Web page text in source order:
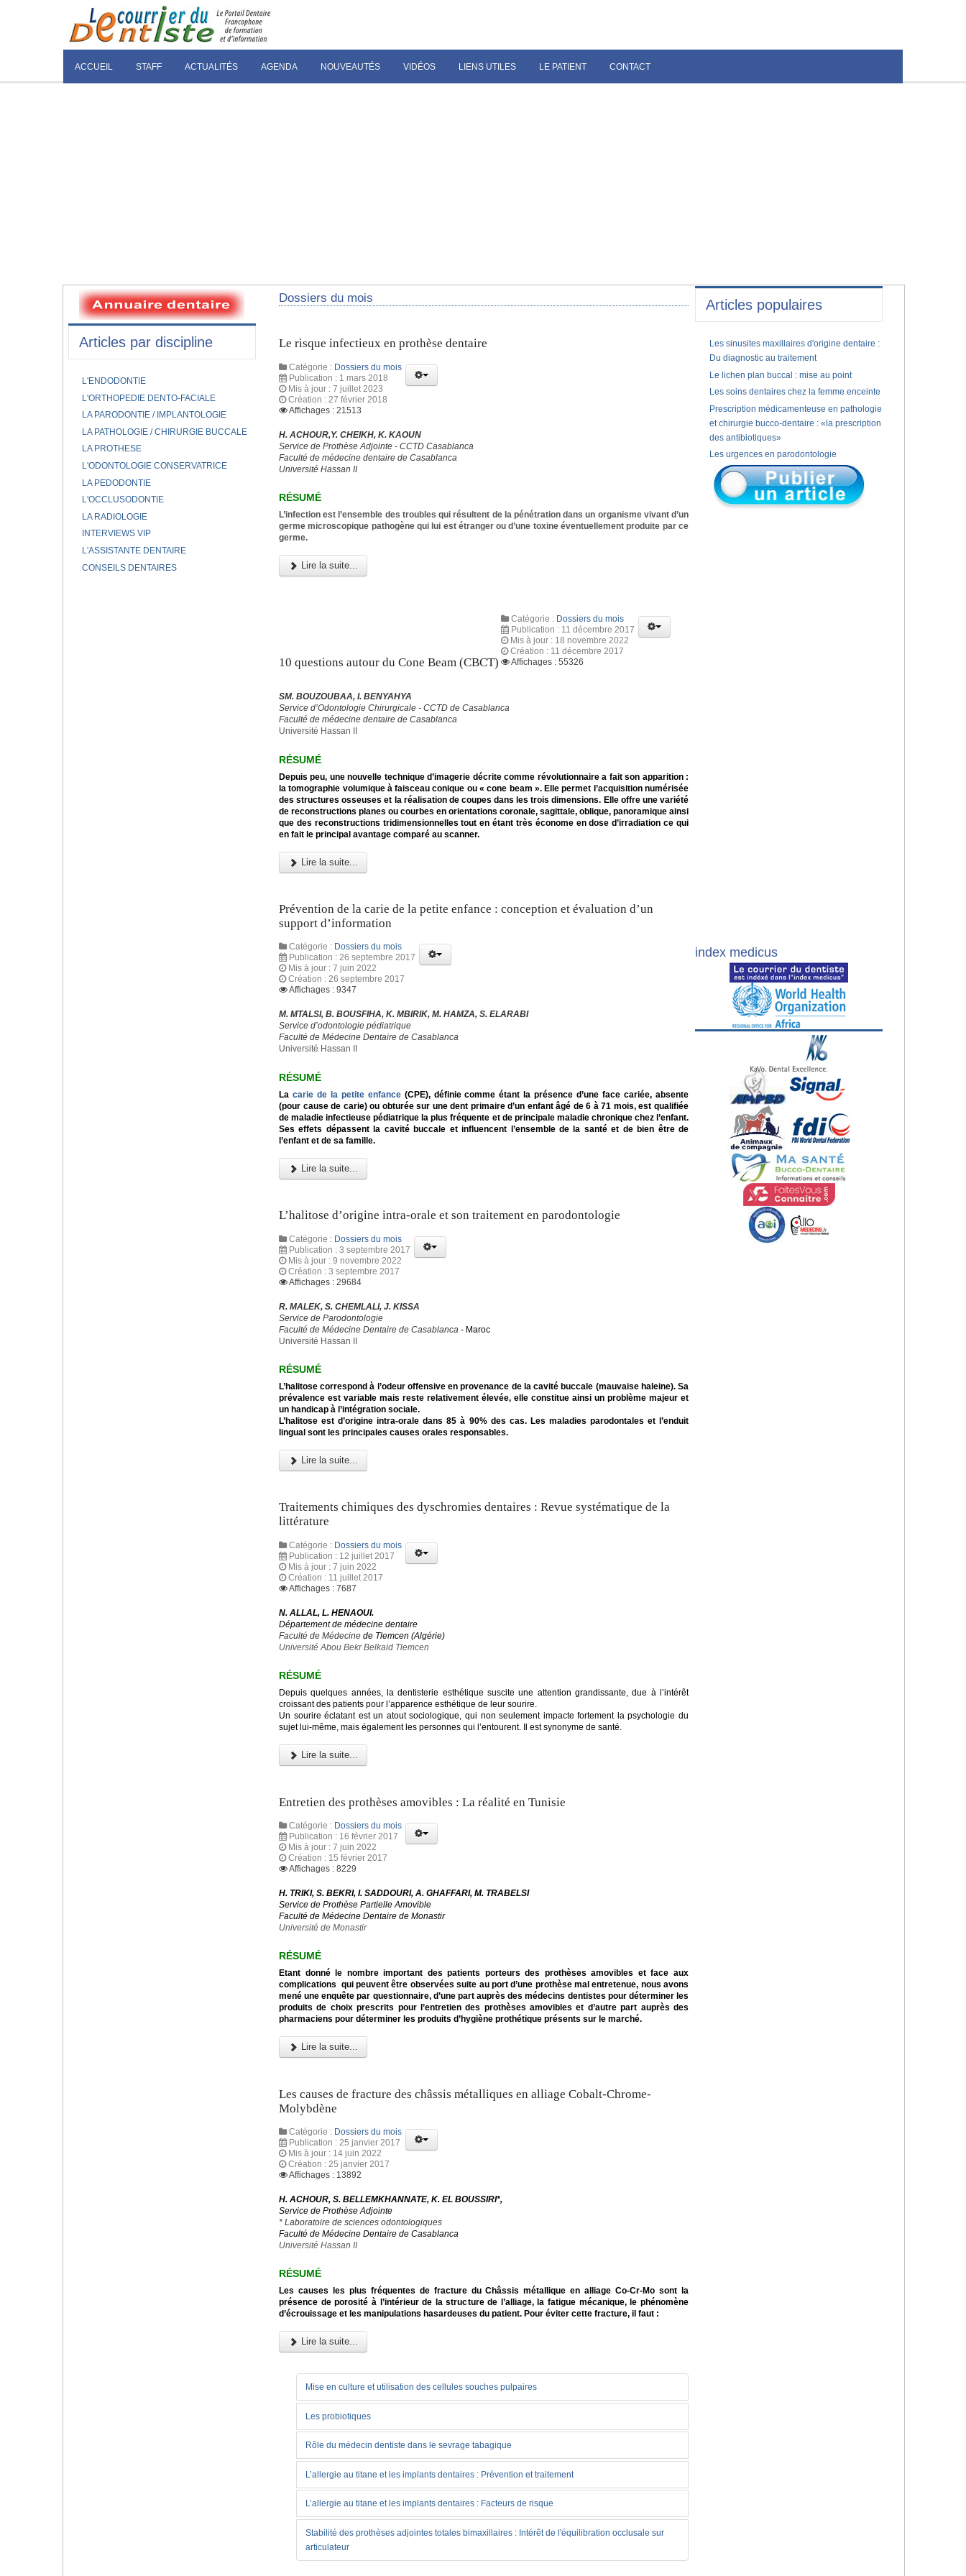
ACCUEIL STAFF ACTUALITÉS AGENDA NOUVEAUTÉS VIDÉOS LIENS UTILES LE PATIENT CONTACT
Dossiers du mois
Le risque infectieux en prothèse dentaire
Catégorie : Dossiers du mois
Publication : 1 mars 2018
Mis à jour : 7 juillet 2023
Création : 27 février 2018
Affichages : 21513
H. ACHOUR,Y. CHEIKH, K. KAOUN
Service de Prothèse Adjointe - CCTD Casablanca
Faculté de médecine dentaire de Casablanca
Université Hassan II
RÉSUMÉ
L’infection est l’ensemble des troubles qui résultent de la pénétration dans un organisme vivant d’un
germe microscopique pathogène qui lui est étranger ou d’une toxine éventuellement produite par ce
germe.
Lire la suite...
10 questions autour du Cone Beam (CBCT)
Catégorie : Dossiers du mois
Publication : 11 décembre 2017
Mis à jour : 18 novembre 2022
Création : 11 décembre 2017
Affichages : 55326
SM. BOUZOUBAA, I. BENYAHYA
Service d’Odontologie Chirurgicale - CCTD de Casablanca
Faculté de médecine dentaire de Casablanca
Université Hassan II
RÉSUMÉ
Depuis peu, une nouvelle technique d’imagerie décrite comme révolutionnaire a fait son apparition :
la tomographie volumique à faisceau conique ou « cone beam ». Elle permet l’acquisition numérisée
des structures osseuses et la réalisation de coupes dans les trois dimensions. Elle offre une variété
de reconstructions planes ou courbes en orientations coronale, sagittale, oblique, panoramique ainsi
que des reconstructions tridimensionnelles tout en étant très économe en dose d’irradiation ce qui
en fait le principal avantage comparé au scanner.
Lire la suite...
Prévention de la carie de la petite enfance : conception et évaluation d’un
support d’information
Catégorie : Dossiers du mois
Publication : 26 septembre 2017
Mis à jour : 7 juin 2022
Création : 26 septembre 2017
Affichages : 9347
M. MTALSI, B. BOUSFIHA, K. MBIRIK, M. HAMZA, S. ELARABI
Service d’odontologie pédiatrique
Faculté de Médecine Dentaire de Casablanca
Université Hassan II
RÉSUMÉ
La carie de la petite enfance(CPE), définie comme étant la présence d’une face cariée, absente
(pour cause de carie) ou obturée sur une dent primaire d’un enfant âgé de 6 à 71 mois, est qualifiée
de maladie infectieuse pédiatrique la plus fréquente et de principale maladie chronique chez l’enfant.
Ses effets dépassent la cavité buccale et influencent l’ensemble de la santé et de bien être de
l’enfant et de sa famille.
Lire la suite...
L’halitose d’origine intra-orale et son traitement en parodontologie
Catégorie : Dossiers du mois
Publication : 3 septembre 2017
Mis à jour : 9 novembre 2022
Création : 3 septembre 2017
Affichages : 29684
R. MALEK, S. CHEMLALI, J. KISSA
Service de Parodontologie
Faculté de Médecine Dentaire de Casablanca - Maroc
Université Hassan II
RÉSUMÉ
L’halitose correspond à l’odeur offensive en provenance de la cavité buccale (mauvaise haleine). Sa
prévalence est variable mais reste relativement élevée, elle constitue ainsi un problème majeur et
un handicap à l’intégration sociale.
L’halitose est d’origine intra-orale dans 85 à 90% des cas. Les maladies parodontales et l’enduit
lingual sont les principales causes orales responsables.
Lire la suite...
Traitements chimiques des dyschromies dentaires : Revue systématique de la
littérature
Catégorie : Dossiers du mois
Publication : 12 juillet 2017
Mis à jour : 7 juin 2022
Création : 11 juillet 2017
Affichages : 7687
N. ALLAL, L. HENAOUI.
Département de médecine dentaire
Faculté de Médecine de Tlemcen (Algérie)
Université Abou Bekr Belkaid Tlemcen
RÉSUMÉ
Depuis quelques années, la dentisterie esthétique suscite une attention grandissante, due à l’intérêt
croissant des patients pour l’apparence esthétique de leur sourire.
Un sourire éclatant est un atout sociologique, qui non seulement impacte fortement la psychologie du
sujet lui-même, mais également les personnes qui l’entourent. Il est synonyme de santé.
Lire la suite...
Entretien des prothèses amovibles : La réalité en Tunisie
Catégorie : Dossiers du mois
Publication : 16 février 2017
Mis à jour : 7 juin 2022
Création : 15 février 2017
Affichages : 8229
H. TRIKI, S. BEKRI, I. SADDOURI, A. GHAFFARI, M. TRABELSI
Service de Prothèse Partielle Amovible
Faculté de Médecine Dentaire de Monastir
Université de Monastir
RÉSUMÉ
Etant donné le nombre important des patients porteurs des prothèses amovibles et face aux
complications qui peuvent être observées suite au port d’une prothèse mal entretenue, nous avons
mené une enquête par questionnaire, d’une part auprès des médecins dentistes pour déterminer les
produits de choix prescrits pour l’entretien des prothèses amovibles et d’autre part auprès des
pharmaciens pour déterminer les produits d’hygiène prothétique présents sur le marché.
Lire la suite...
Les causes de fracture des châssis métalliques en alliage Cobalt-Chrome-
Molybdène
Catégorie : Dossiers du mois
Publication : 25 janvier 2017
Mis à jour : 14 juin 2022
Création : 25 janvier 2017
Affichages : 13892
H. ACHOUR, S. BELLEMKHANNATE, K. EL BOUSSIRI*,
Service de Prothèse Adjointe
* Laboratoire de sciences odontologiques
Faculté de Médecine Dentaire de Casablanca
Université Hassan II
RÉSUMÉ
Les causes les plus fréquentes de fracture du Châssis métallique en alliage Co-Cr-Mo sont la
présence de porosité à l’intérieur de la structure de l’alliage, la fatigue mécanique, le phénomène
d’écrouissage et les manipulations hasardeuses du patient. Pour éviter cette fracture, il faut :
Lire la suite...
Mise en culture et utilisation des cellules souches pulpaires
Les probiotiques
Rôle du médecin dentiste dans le sevrage tabagique
L’allergie au titane et les implants dentaires : Prévention et traitement
L’allergie au titane et les implants dentaires : Facteurs de risque
Stabilité des prothèses adjointes totales bimaxillaires : Intérêt de l'équilibration occlusale sur
articulateur
Articles par discipline
L'ENDODONTIE
L'ORTHOPEDIE DENTO-FACIALE
LA PARODONTIE / IMPLANTOLOGIE
LA PATHOLOGIE / CHIRURGIE BUCCALE
LA PROTHESE
L'ODONTOLOGIE CONSERVATRICE
LA PEDODONTIE
L'OCCLUSODONTIE
LA RADIOLOGIE
INTERVIEWS VIP
L'ASSISTANTE DENTAIRE
CONSEILS DENTAIRES
Articles populaires
Les sinusites maxillaires d'origine dentaire :
Du diagnostic au traitement
Le lichen plan buccal : mise au point
Les soins dentaires chez la femme enceinte
Prescription médicamenteuse en pathologie
et chirurgie bucco-dentaire : «la prescription
des antibiotiques»
Les urgences en parodontologie
index medicus